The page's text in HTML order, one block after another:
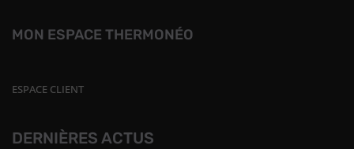
MON ESPACE THERMONÉO
ESPACE CLIENT
DERNIÈRES ACTUS